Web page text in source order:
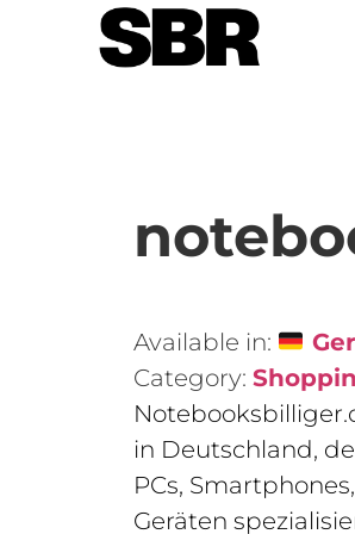
Available in:
Category:
in Deutschland,
PCs,
Geräten